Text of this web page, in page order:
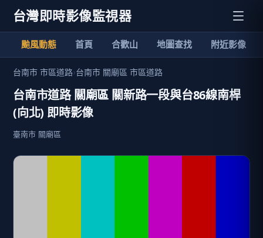
台灣即時影像監視器
颱風動態 首頁 合歡山 地圖查找 附近影像
台南市 市區道路›台南市 關廟區 市區道路
台南市道路 關廟區 關新路一段與台86線南桿
(向北) 即時影像
臺南市 關廟區